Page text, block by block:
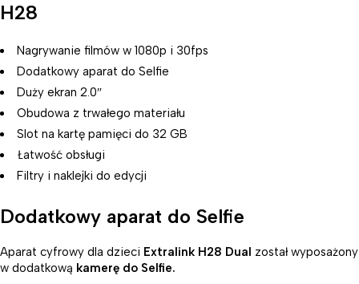
H28
Nagrywanie filmów w 1080p i 30fps
Dodatkowy aparat do Selfie
Duży ekran 2.0″
Obudowa z trwałego materiału
Slot na kartę pamięci do 32 GB
Łatwość obsługi
Filtry i naklejki do edycji
Dodatkowy aparat do Selfie
Aparat cyfrowy dla dzieci Extralink H28 Dual został wyposażony
w dodatkową kamerę do Selfie.